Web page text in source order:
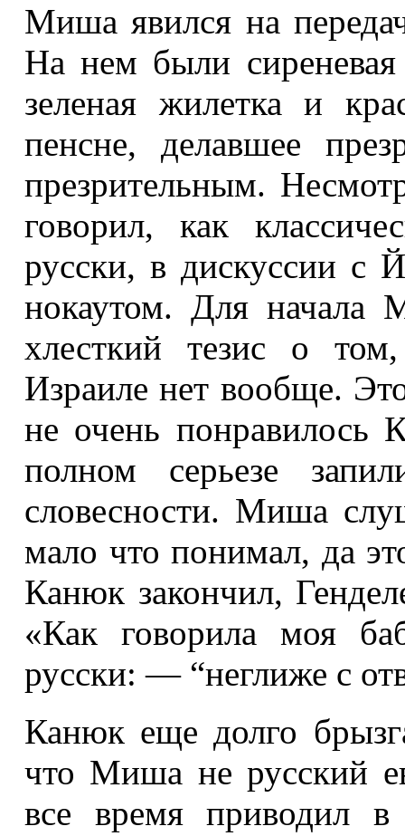
Миша явился на
На нем были сиреневая
зеленая жилетка и
пенсне, делавшее
презрительным.
говорил, как
русски, в дискуссии с
нокаутом. Для начала
хлесткий тезис о
Израиле нет вообще.
не очень понравилось
полном серьезе
словесности. Миша
мало что понимал, да
Канюк закончил,
«Как говорила моя
русски: — “неглиже с
Канюк еще долго
что Миша не русский
все время приводил в